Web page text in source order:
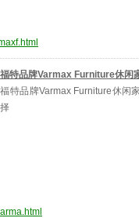
特品牌Varmax Furniture休闲
特品牌Varmax Furniture休闲